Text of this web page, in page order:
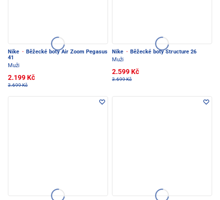
Nike · Běžecké boty Air Zoom Pegasus
41
Muži
2.199 Kč
3.699 Kč
Nike · Běžecké boty Structure 26
Muži
2.599 Kč
3.699 Kč